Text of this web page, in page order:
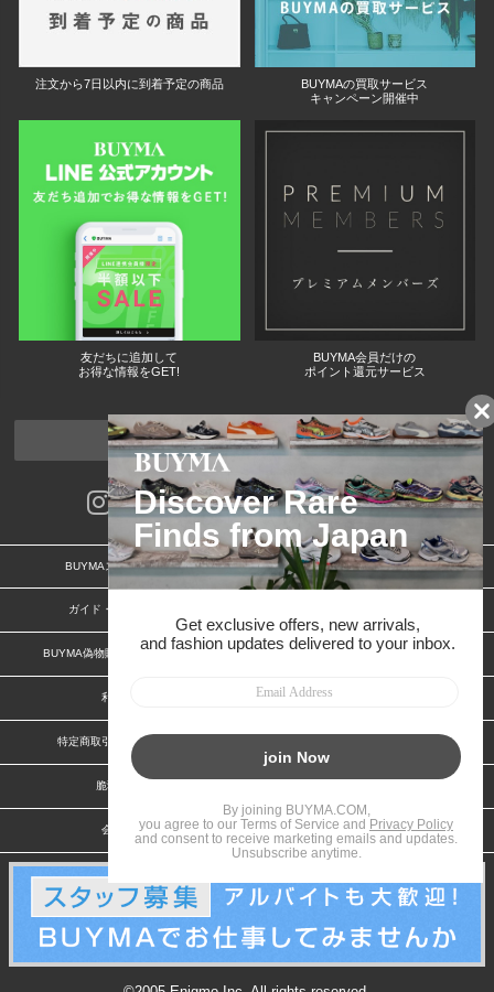
注文から7日以内に到着予定の商品
BUYMAの買取サービス
キャンペーン開催中
友だちに追加して
お得な情報をGET!
BUYMA会員だけの
ポイント還元サービス
ページトップへ
BUYMAスタートガイド 安心への取り組み
ガイド・お問い合わせ
BUYMA偽物販売防止の取り組み BUYMA CARD
利用規約
特定商取引法に関する表記
脆弱性報告
会社案内 スタッフ募集